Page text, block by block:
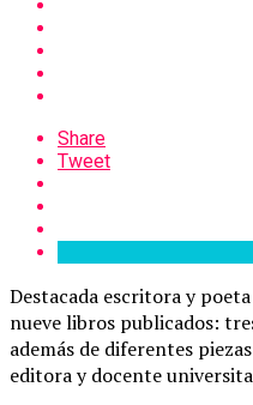
Share
Tweet
Destacada escritora y
nueve libros publicados:
además de diferentes
editora y docente